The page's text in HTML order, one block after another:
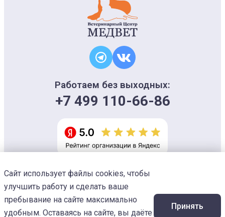
Работаем без выходных:
+7 499 110-66-86
Информация на сайте носит ознакомительный характер и не является
офертой, не может использоваться для постановки диагноза и плана
лечения
Изображения предоставленыDesigned by Freepik
© 2026 Ветеринарный центр «МЕДВЕТ»
Сайт использует файлы cookies, чтобы
улучшить работу и сделать ваше
пребывание на сайте максимально
удобным. Оставаясь на сайте, вы даёте
Принять